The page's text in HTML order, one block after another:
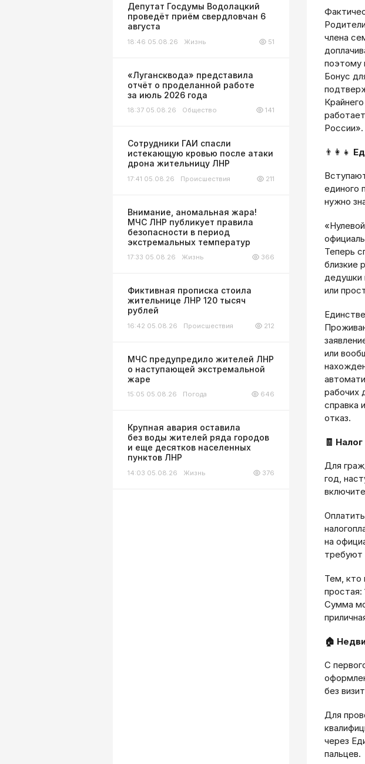
Депутат Госдумы Водолацкий
проведёт приём свердловчан 6
августа
18:46 05.08.26 Жизнь 51
«Лугансквода» представила
отчёт о проделанной работе
за июль 2026 года
18:37 05.08.26 Общество 141
Сотрудники ГАИ спасли
истекающую кровью после атаки
дрона жительницу ЛНР
17:41 05.08.26 Происшествия 211
Внимание, аномальная жара!
МЧС ЛНР публикует правила
безопасности в период
экстремальных температур
17:33 05.08.26 Жизнь 366
Фиктивная прописка стоила
жительнице ЛНР 120 тысяч
рублей
16:42 05.08.26 Происшествия 212
МЧС предупредило жителей ЛНР
о наступающей экстремальной
жаре
15:05 05.08.26 Погода 646
Крупная авария оставила
без воды жителей ряда городов
и еще десятков населенных
пунктов ЛНР
14:03 05.08.26 Жизнь 376
члена
поэтому
Бонус
России».
👨‍👩‍👧
единого
нужно
Теперь
близкие
дедушки
или
или
рабочих
справка
отказ.
🧾
Для
год,
на
требуют
Тем, кто
простая:
Сумма
🏠
С
без
Для
через
пальцев.